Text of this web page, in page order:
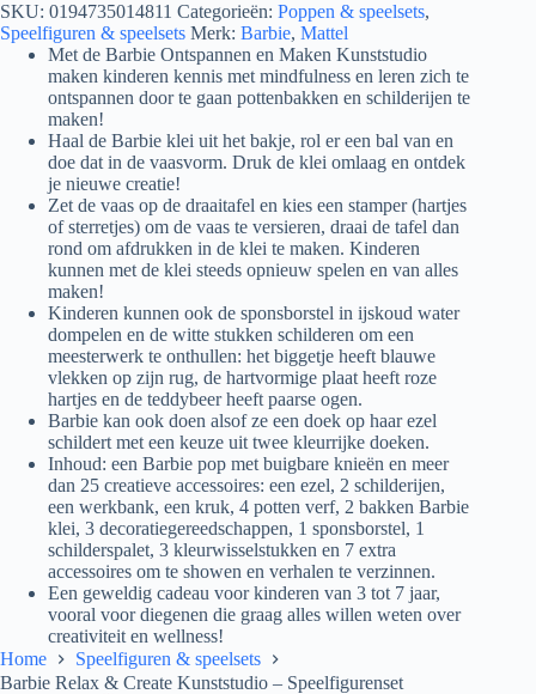
SKU: 0194735014811 Categorieën: Poppen & speelsets,
Speelfiguren & speelsets Merk: Barbie, Mattel
Met de Barbie Ontspannen en Maken Kunststudio
maken kinderen kennis met mindfulness en leren zich te
ontspannen door te gaan pottenbakken en schilderijen te
maken!
Haal de Barbie klei uit het bakje, rol er een bal van en
doe dat in de vaasvorm. Druk de klei omlaag en ontdek
je nieuwe creatie!
Zet de vaas op de draaitafel en kies een stamper (hartjes
of sterretjes) om de vaas te versieren, draai de tafel dan
rond om afdrukken in de klei te maken. Kinderen
kunnen met de klei steeds opnieuw spelen en van alles
maken!
Kinderen kunnen ook de sponsborstel in ijskoud water
dompelen en de witte stukken schilderen om een
meesterwerk te onthullen: het biggetje heeft blauwe
vlekken op zijn rug, de hartvormige plaat heeft roze
hartjes en de teddybeer heeft paarse ogen.
Barbie kan ook doen alsof ze een doek op haar ezel
schildert met een keuze uit twee kleurrijke doeken.
Inhoud: een Barbie pop met buigbare knieën en meer
dan 25 creatieve accessoires: een ezel, 2 schilderijen,
een werkbank, een kruk, 4 potten verf, 2 bakken Barbie
klei, 3 decoratiegereedschappen, 1 sponsborstel, 1
schilderspalet, 3 kleurwisselstukken en 7 extra
accessoires om te showen en verhalen te verzinnen.
Een geweldig cadeau voor kinderen van 3 tot 7 jaar,
vooral voor diegenen die graag alles willen weten over
creativiteit en wellness!
Home
Speelfiguren & speelsets
Barbie Relax & Create Kunststudio – Speelfigurenset